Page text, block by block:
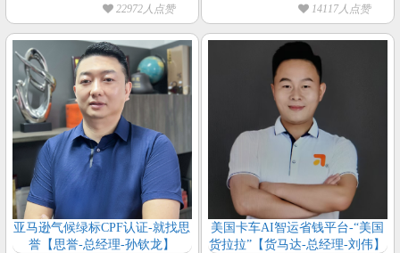
22972人点赞 14117人点赞
亚马逊气候绿标CPF认证-就找思
誉【思誉-总经理-孙钦龙】
美国卡车AI智运省钱平台-“美国
货拉拉”【货马达-总经理-刘伟】